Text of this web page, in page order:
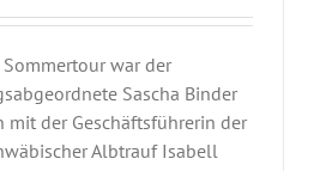
war der
Sascha Binder
mit der Geschäftsführerin der
Albtrauf Isabell